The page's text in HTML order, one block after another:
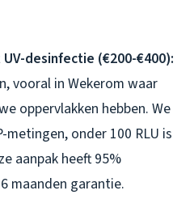
desinfectie (€200-€400):
vooral in Wekerom waar
oppervlakken hebben. We
onder 100 RLU is
aanpak heeft 95%
maanden garantie.